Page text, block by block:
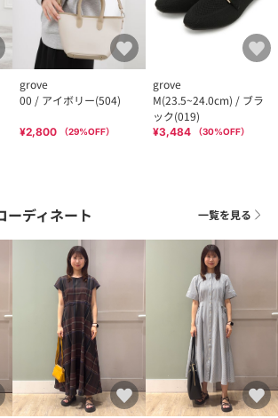
grove
00 / アイボリー(504)
¥2,800 （29%OFF）
grove
M(23.5~24.0cm) / ブラ
ック(019)
¥3,484 （30%OFF）
ーディネート 一覧を見る